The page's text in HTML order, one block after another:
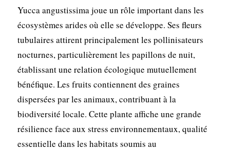
Yucca angustissima joue un rôle important dans les
écosystèmes arides où elle se développe. Ses fleurs
tubulaires attirent principalement les pollinisateurs
nocturnes, particulièrement les papillons de nuit,
établissant une relation écologique mutuellement
bénéfique. Les fruits contiennent des graines
dispersées par les animaux, contribuant à la
biodiversité locale. Cette plante affiche une grande
résilience face aux stress environnementaux, qualité
essentielle dans les habitats soumis au